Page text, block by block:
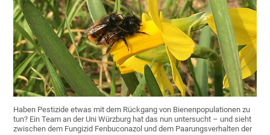
Haben Pestizide etwas mit dem Rückgang von Bienenpopulationen zu
tun? Ein Team an der Uni Würzburg hat das nun untersucht – und sieht
zwischen dem Fungizid Fenbuconazol und dem Paarungsverhalten der